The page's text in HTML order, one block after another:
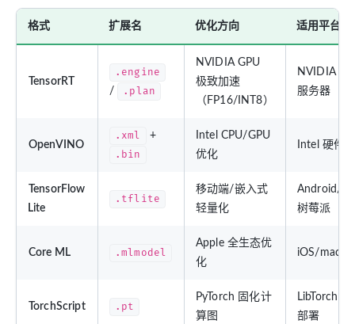
格式 扩展名 优化方向 适用平台
TensorRT
.engine
/ .plan
NVIDIA GPU
极致加速
（FP16/INT8）
NVIDIA
服务器
OpenVINO
.xml +
.bin
Intel CPU/GPU
优化
Intel 硬件
TensorFlow
Lite
.tflite
移动端/嵌入式
轻量化
Android/
树莓派
Core ML .mlmodel
Apple 全生态优
化
iOS/
TorchScript .pt
PyTorch 固化计
算图
LibTorch
部署